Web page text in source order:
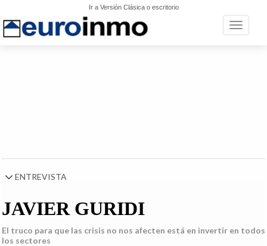
Ir a Versión Clásica o escritorio
Toggle
ENTREVISTA
JAVIER GURIDI
El truco para que las crisis no nos afecten está en invertir en todos
los sectores